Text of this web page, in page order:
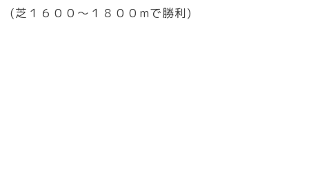
(芝１６００〜１８００mで勝利)